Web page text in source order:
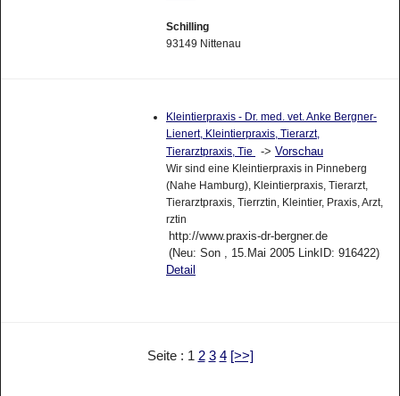
Schilling
93149 Nittenau
Kleintierpraxis - Dr. med. vet. Anke Bergner-
Lienert, Kleintierpraxis, Tierarzt,
Tierarztpraxis, Tie
-> Vorschau
Wir sind eine Kleintierpraxis in Pinneberg
(Nahe Hamburg), Kleintierpraxis, Tierarzt,
Tierarztpraxis, Tierrztin, Kleintier, Praxis, Arzt,
rztin
http://www.praxis-dr-bergner.de
(Neu: Son , 15.Mai 2005 LinkID: 916422)
Detail
Seite : 1 2 3 4 [>>]